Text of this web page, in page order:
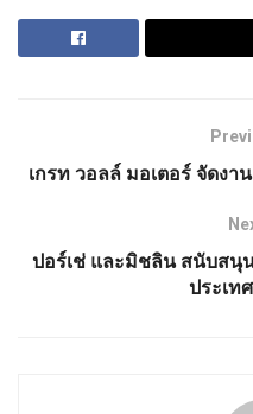
เกรท วอลล์ มอเตอร์ จัดงา
ปอร์เช่ และมิชลิน สนับสนุ
ประเท